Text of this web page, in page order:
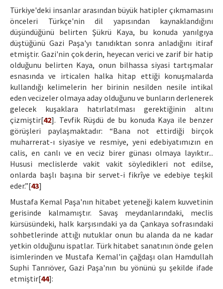
Türkiye'deki insanlar arasından büyük hatipler çıkmamasını
önceleri Türkçe'nin dil yapısından kaynaklandığını
düşündüğünü belirten Şükrü Kaya, bu konuda yanılgıya
düştüğünü Gazi Paşa'yı tanıdıktan sonra anladığını itiraf
etmiştir. Gazi'nin çok derin, heyecan verici ve zarif bir hatip
olduğunu belirten Kaya, onun bilhassa siyasi tartışmalar
esnasında ve irticalen halka hitap ettiği konuşmalarda
kullandığı kelimelerin her birinin nesilden nesile intikal
eden vecizeler olmaya aday olduğunu ve bunların derlenerek
gelecek kuşaklara hatırlatılması gerektiğinin altını
çizmiştir[42]. Tevfik Rüşdü de bu konuda Kaya ile benzer
görüşleri paylaşmaktadır: “Bana not ettirdiği birçok
muharrerat-ı siyasiye ve resmiye, yeni edebiyatımızın en
calis, en canlı ve en veciz birer günası olmaya layıktır...
Hususi meclislerde vakit vakit söyledikleri not edilse,
onlarda başlı başına bir servet-i fikrîye ve edebiye teşkil
eder.”[43]
Mustafa Kemal Paşa'nın hitabet yeteneği kalem kuvvetinin
gerisinde kalmamıştır. Savaş meydanlarındaki, meclis
kürsüsündeki, halk karşısındaki ya da Çankaya sofrasındaki
sohbetlerinde attığı nutuklar onun bu alanda da ne kadar
yetkin olduğunu ispatlar. Türk hitabet sanatının önde gelen
isimlerinden ve Mustafa Kemal'in çağdaşı olan Hamdullah
Suphi Tanrıöver, Gazi Paşa'nın bu yönünü şu şekilde ifade
etmiştir[44]: